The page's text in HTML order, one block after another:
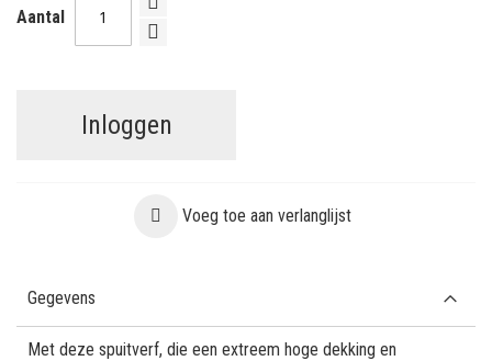
Aantal
Inloggen
Voeg toe aan verlanglijst
Gegevens
Met deze spuitverf, die een extreem hoge dekking en